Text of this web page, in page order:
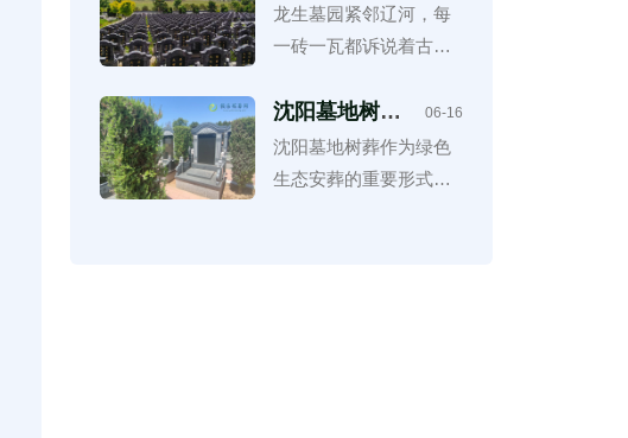
台预约参观沈阳陵园。
这种方式不仅节省时
排专人接待，提高看墓
效率。
行业中的璀璨
明珠，心灵永
龙生墓园紧邻辽河，每
一砖一瓦都诉说着古老
得以安息在历史的见证
之下，仿佛他们的灵魂
也能随着辽河的蜿蜒而
沈阳墓地树葬
费用透明化解
析，无隐形消
费指南！
06-16
沈阳墓地树葬作为绿色
生态安葬的重要形式，